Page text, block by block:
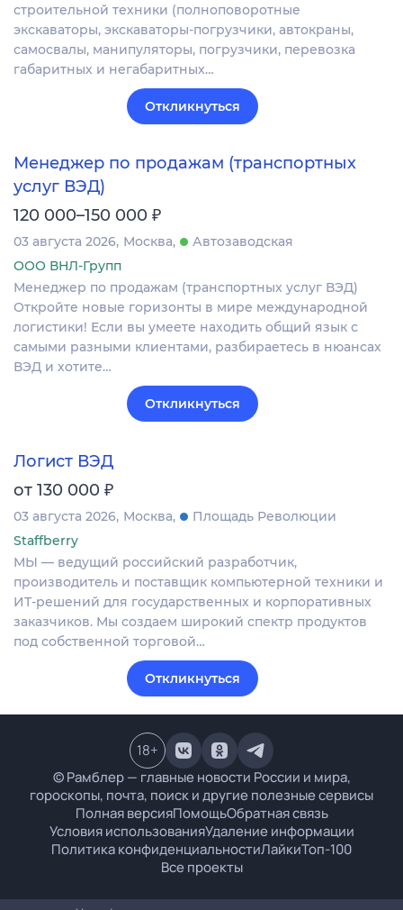
строительной техники (полноповоротные
экскаваторы, экскаваторы-погрузчики, автокраны,
самосвалы, манипуляторы, погрузчики, перевозка
габаритных и негабаритных…
Откликнуться
Менеджер по продажам (транспортных
услуг ВЭД)
120 000–150 000 ₽
03 августа 2026 Москва
Автозаводская
ООО ВНЛ-Групп
Менеджер по продажам (транспортных услуг ВЭД)
Откройте новые горизонты в мире международной
логистики! Если вы умеете находить общий язык с
самыми разными клиентами, разбираетесь в нюансах
ВЭД и хотите…
Откликнуться
Логист ВЭД
от 130 000 ₽
03 августа 2026 Москва
Площадь Революции
Staffberry
МЫ — ведущий российский разработчик,
производитель и поставщик компьютерной техники и
ИТ-решений для государственных и корпоративных
заказчиков. Мы создаем широкий спектр продуктов
под собственной торговой…
Откликнуться
© Рамблер — главные новости России и мира,
гороскопы, почта, поиск и другие полезные сервисы
Полная версияПомощьОбратная связь
Условия использованияУдаление информации
Политика конфиденциальностиЛайкиТоп-100
Все проекты
18+